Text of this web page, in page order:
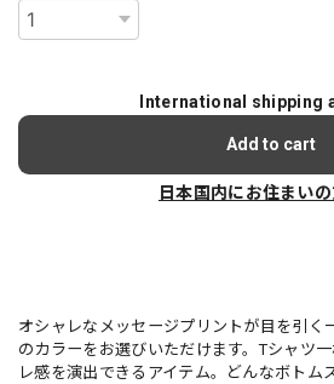
International shipping
Add to cart
日本国内にお住まい
オシャレなメッセージプリントが目を引く
のカラーをお選びいただけます。Tシャツ
レ感を演出できるアイテム。どんなボトム